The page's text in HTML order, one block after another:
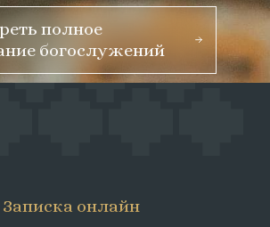
полное
богослужений
Записка онлайн